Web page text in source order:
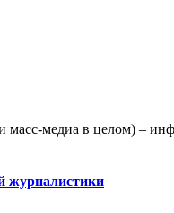
медиа в целом) –
журналистики